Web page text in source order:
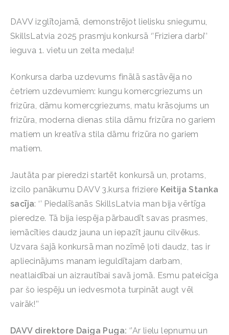
DAVV izglītojamā, demonstrējot lielisku sniegumu,
SkillsLatvia 2025 prasmju konkursā ‘’Friziera darbi’’
ieguva 1. vietu un zelta medaļu!
Konkursa darba uzdevums finālā sastāvēja no
četriem uzdevumiem: kungu komercgriezums un
frizūra, dāmu komercgriezums, matu krāsojums un
frizūra, moderna dienas stila dāmu frizūra no gariem
matiem un kreatīva stila dāmu frizūra no gariem
matiem.
Jautāta par pieredzi startēt konkursā un, protams,
izcilo panākumu DAVV 3.kursa friziere Keitija Stanka
sacīja: ‘’ Piedalīšanās SkillsLatvia man bija vērtīga
pieredze. Tā bija iespēja pārbaudīt savas prasmes,
iemācīties daudz jauna un iepazīt jaunu cilvēkus.
Uzvara šajā konkursā man nozīmē ļoti daudz, tas ir
apliecinājums manam ieguldītajam darbam,
neatlaidībai un aizrautībai savā jomā. Esmu pateicīga
par šo iespēju un iedvesmota turpināt augt vēl
vairāk!’’
DAVV direktore Daiga Puga: ‘’Ar lielu lepnumu un